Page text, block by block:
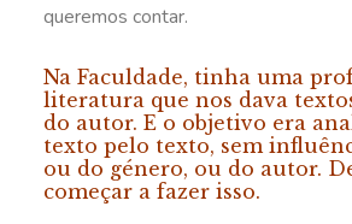
queremos contar.
Na Faculdade, tinha uma
literatura que nos dava
do autor. E o objetivo era
texto pelo texto, sem
ou do género, ou do autor.
começar a fazer isso.